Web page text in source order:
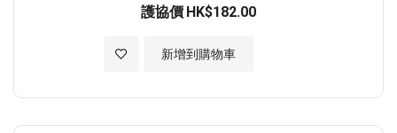
護協價 HK$182.00
新增到購物車
加入至願望清單